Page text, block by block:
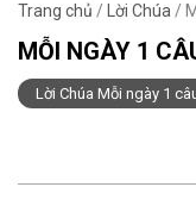
Trang chủ / Lời Chúa /
MỖI NGÀY 1
Lời Chúa Mỗi ngày 1